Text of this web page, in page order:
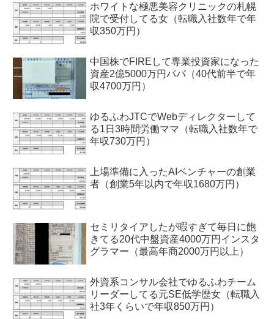
ホワイトな極悪美容クリニックの札幌
院で受付してる女（転職入社数年で年
収350万円）
中国株でFIREして専業投資家になった
資産2億5000万円パパ（40代前半で年
収4700万円）
ゆるふわJTCでWebディレクターして
る1日3時間労働ママ（転職入社数年で
年収730万円）
上場準備に入ったAIベンチャーの創業
者（創業5年以内で年収1680万円）
セミリタイアしたが暇すぎて毎日に飽
きてる20代中盤資産4000万円インスタ
グラマー（最高年商2000万円以上）
外資系コンサル会社でゆるふわチーム
リーダーしてる元SE低学歴女（転職入
社3年くらいで年収850万円）